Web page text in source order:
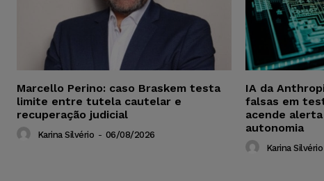
Marcello Perino: caso Braskem testa
limite entre tutela cautelar e
recuperação judicial
Karina Silvério - 06/08/2026
IA da
falsas em
acende
autonomia
Karina Silvério